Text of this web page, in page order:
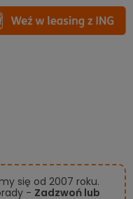
się od 2007 roku.
- Zadzwoń lub